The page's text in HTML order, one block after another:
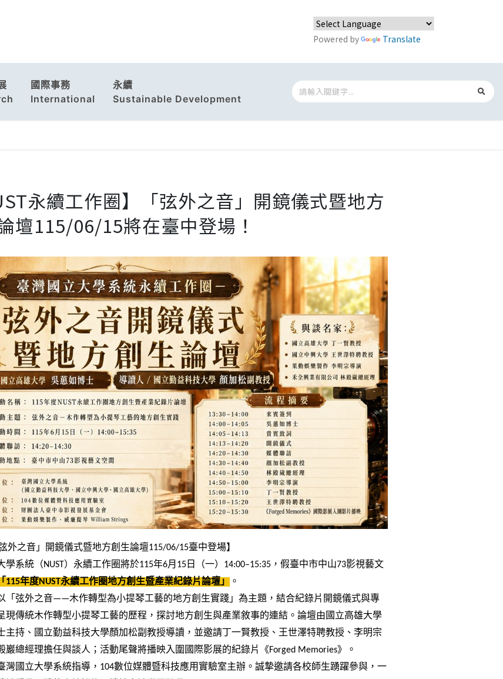
Powered by Translate
國際事務
International
永續
Sustainable Development
永續工作圈】「弦外之音」開鏡儀式暨地方
壇115/06/15將在臺中登場！
弦外之音」開鏡儀式暨地方創生論壇115/06/15臺中登場】
學系統（NUST）永續工作圈將於115年6月15日（一）14:00–15:35，假臺中市中山73影視藝文
「115年度NUST永續工作圈地方創生暨產業紀錄片論壇」
。
「弦外之音——木作轉型為小提琴工藝的地方創生實踐」為主題，結合紀錄片開鏡儀式與專
現傳統木作轉型小提琴工藝的歷程，探討地方創生與產業敘事的連結。論壇由國立高雄大學
主持、國立勤益科技大學顏加松副教授導讀，並邀請丁一賢教授、王世澤特聘教授、李明宗
巖總經理擔任與談人；活動尾聲將播映入圍國際影展的紀錄片《Forged Memories》。
灣國立大學系統指導，104數位媒體暨科技應用實驗室主辦。誠摯邀請各校師生踴躍參與，一